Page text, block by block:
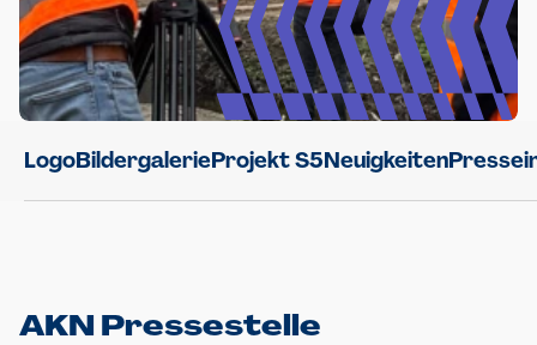
LogoBildergalerieProjekt S5Neuigkeiten
AKN Pressestelle